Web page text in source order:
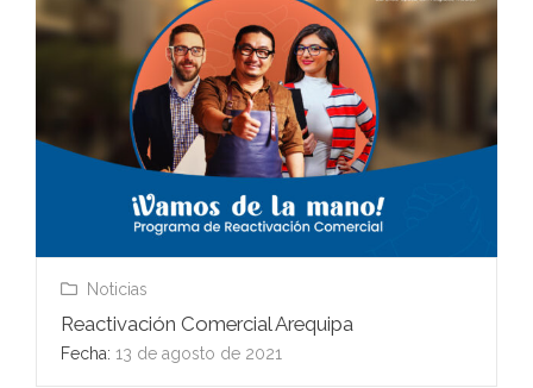
Noticias
Reactivación Comercial Arequipa
Fecha: 13 de agosto de 2021